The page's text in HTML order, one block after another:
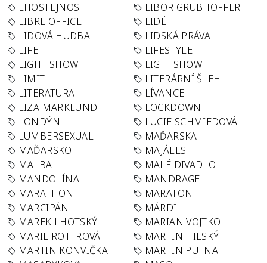
LHOSTEJNOST
LIBOR GRUBHOFFER
LIBRE OFFICE
LIDÉ
LIDOVÁ HUDBA
LIDSKÁ PRÁVA
LIFE
LIFESTYLE
LIGHT SHOW
LIGHTSHOW
LIMIT
LITERÁRNÍ ŠLEH
LITERATURA
LÍVANCE
LIZA MARKLUND
LOCKDOWN
LONDÝN
LUCIE SCHMIEDOVÁ
LUMBERSEXUAL
MAĎARSKA
MAĎARSKO
MAJÁLES
MALBA
MALÉ DIVADLO
MANDOLÍNA
MANDRAGE
MARATHON
MARATON
MARCIPÁN
MÁRDI
MAREK LHOTSKÝ
MARIAN VOJTKO
MARIE ROTTROVÁ
MARTIN HILSKÝ
MARTIN KONVIČKA
MARTIN PUTNA